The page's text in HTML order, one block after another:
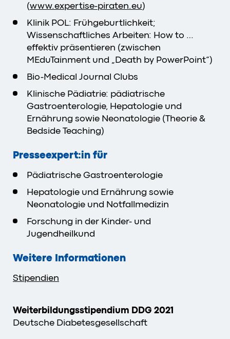
(www.expertise-piraten.eu)
Klinik POL: Frühgeburtlichkeit;
Wissenschaftliches Arbeiten: How to …
effektiv präsentieren (zwischen
MEduTainment und „Death by PowerPoint“)
Bio-Medical Journal Clubs
Klinische Pädiatrie: pädiatrische
Gastroenterologie, Hepatologie und
Ernährung sowie Neonatologie (Theorie &
Bedside Teaching)
Presseexpert:in für
Pädiatrische Gastroenterologie
Hepatologie und Ernährung sowie
Neonatologie und Notfallmedizin
Forschung in der Kinder- und
Jugendheilkund
Weitere Informationen
Stipendien
Weiterbildungsstipendium DDG 2021
Deutsche Diabetesgesellschaft